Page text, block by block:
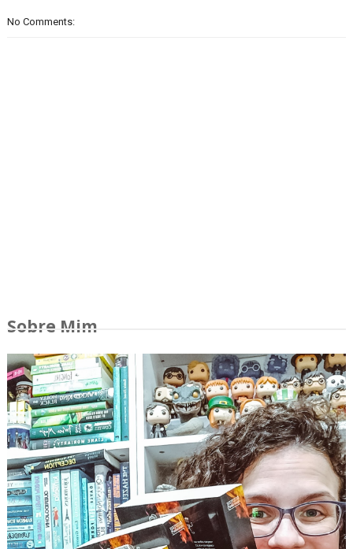
No Comments:
Sobre Mim